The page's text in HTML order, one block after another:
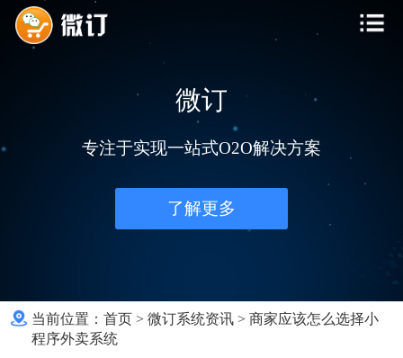
微订
专注于实现一站式O2O解决方案
了解更多
当前位置：首页 >微订系统资讯 >商家应该怎么选择小
程序外卖系统